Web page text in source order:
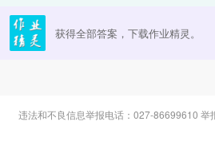
获得全部答案，下载作业精灵。
违法和不良信息举报电话：027-86699610